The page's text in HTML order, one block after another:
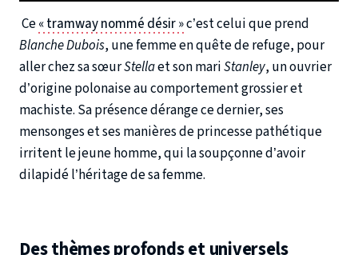
Ce« tramway nommé désir »c’est celui que prend
Blanche Dubois, une femme en quête de refuge, pour
aller chez sa sœurStellaet son mariStanley, un ouvrier
d’origine polonaise au comportement grossier et
machiste. Sa présence dérange ce dernier, ses
mensonges et ses manières de princesse pathétique
irritent le jeune homme, qui la soupçonne d’avoir
dilapidé l’héritage de sa femme.
Des thèmes profonds et universels